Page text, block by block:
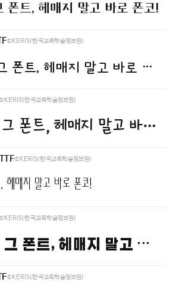
폰트, 헤매지 말고 바로 폰코!
©KERIS(한국교육학술정보원)
당신이 찾던 그 폰트, 헤매지 말고 바로 폰코!
한국교육학술정보원)
당신이 찾던 그 폰트, 헤매지 말고 바로 폰코!
©KERIS(한국교육학술정보원)
헤매지 말고 바로 폰코!
한국교육학술정보원)
당신이 찾던 그 폰트, 헤매지 말고 바로 폰코!
©KERIS(한국교육학술정보원)